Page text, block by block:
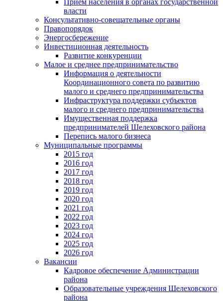
власти
Консультативно-совещательные органы
Правопорядок
Энергосбережение
Инвестиционная деятельность
Развитие конкуренции
Малое и среднее предпринимательство
Информация о деятельности
Координационного совета по развитию
малого и среднего предпринимательства
Инфраструктура поддержки субъектов
малого и среднего предпринимательства
Имущественная поддержка
предпринимателей Шелеховского района
Перепись малого бизнеса
Муниципальные программы
2015 год
2016 год
2017 год
2018 год
2019 год
2020 год
2021 год
2022 год
2023 год
2024 год
2025 год
2026 год
Вакансии
Кадровое обеспечение Администрации
района
Образовательные учреждения Шелеховского
района